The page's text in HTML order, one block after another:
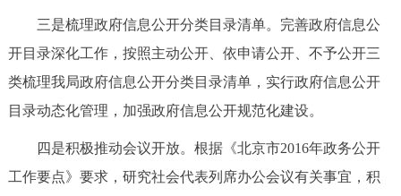
三是梳理政府信息公开分类目录清单。完善政府信息公
开目录深化工作，按照主动公开、依申请公开、不予公开三
类梳理我局政府信息公开分类目录清单，实行政府信息公开
目录动态化管理，加强政府信息公开规范化建设。
四是积极推动会议开放。根据《北京市2016年政务公开
工作要点》要求，研究社会代表列席办公会议有关事宜，积